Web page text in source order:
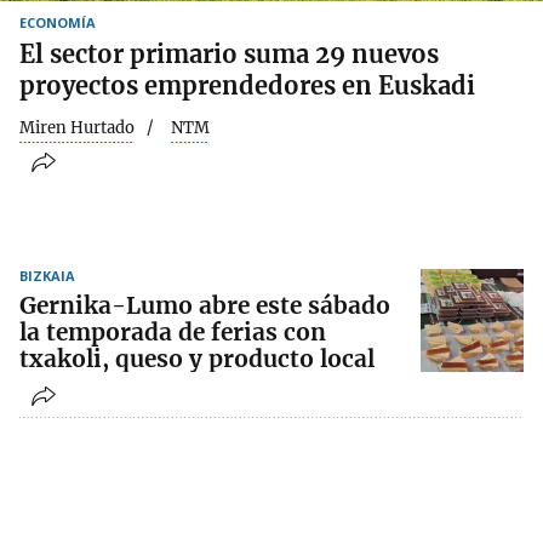
ECONOMÍA
El sector primario suma 29 nuevos
proyectos emprendedores en Euskadi
Miren Hurtado NTM
BIZKAIA
Gernika-Lumo abre este sábado
la temporada de ferias con
txakoli, queso y producto local